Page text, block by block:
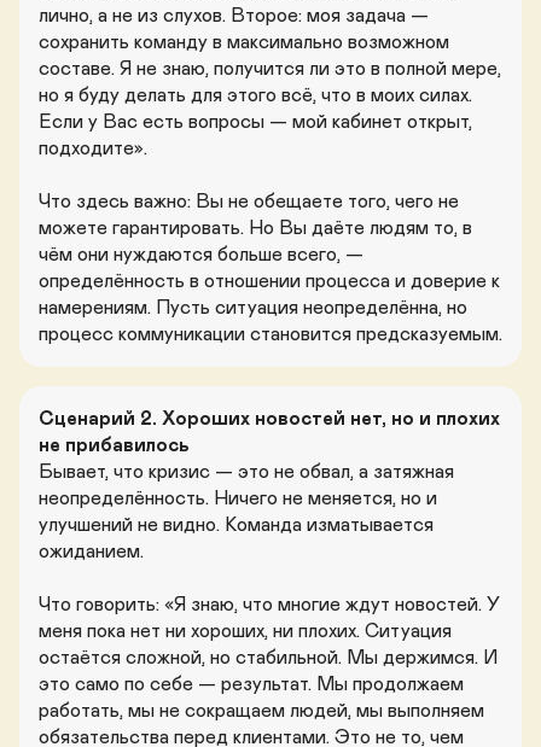
лично, а не из слухов. Второе: моя задача —
сохранить команду в максимально возможном
составе. Я не знаю, получится ли это в полной мере,
но я буду делать для этого всё, что в моих силах.
Если у Вас есть вопросы — мой кабинет открыт,
подходите».
Что здесь важно: Вы не обещаете того, чего не
можете гарантировать. Но Вы даёте людям то, в
чём они нуждаются больше всего, —
определённость в отношении процесса и доверие к
намерениям. Пусть ситуация неопределённа, но
процесс коммуникации становится предсказуемым.
Сценарий 2. Хороших новостей нет, но и плохих
не прибавилось
Бывает, что кризис — это не обвал, а затяжная
неопределённость. Ничего не меняется, но и
улучшений не видно. Команда изматывается
ожиданием.
Что говорить: «Я знаю, что многие ждут новостей. У
меня пока нет ни хороших, ни плохих. Ситуация
остаётся сложной, но стабильной. Мы держимся. И
это само по себе — результат. Мы продолжаем
работать, мы не сокращаем людей, мы выполняем
обязательства перед клиентами. Это не то, чем